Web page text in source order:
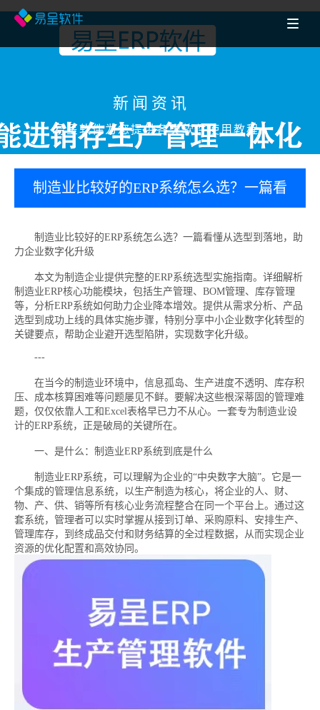
新闻资讯
易呈软件为您提供各类软件使用教程
制造业比较好的ERP系统怎么选？一篇看
制造业比较好的ERP系统怎么选？一篇看懂从选型到落地，助
力企业数字化升级
本文为制造企业提供完整的ERP系统选型实施指南。详细解析
制造业ERP核心功能模块，包括生产管理、BOM管理、库存管理
等，分析ERP系统如何助力企业降本增效。提供从需求分析、产品
选型到成功上线的具体实施步骤，特别分享中小企业数字化转型的
关键要点，帮助企业避开选型陷阱，实现数字化升级。
---
在当今的制造业环境中，信息孤岛、生产进度不透明、库存积
压、成本核算困难等问题屡见不鲜。要解决这些根深蒂固的管理难
题，仅仅依靠人工和Excel表格早已力不从心。一套专为制造业设
计的ERP系统，正是破局的关键所在。
一、是什么：制造业ERP系统到底是什么
制造业ERP系统，可以理解为企业的“中央数字大脑”。它是一
个集成的管理信息系统，以生产制造为核心，将企业的人、财、
物、产、供、销等所有核心业务流程整合在同一个平台上。通过这
套系统，管理者可以实时掌握从接到订单、采购原料、安排生产、
管理库存，到终成品交付和财务结算的全过程数据，从而实现企业
资源的优化配置和高效协同。